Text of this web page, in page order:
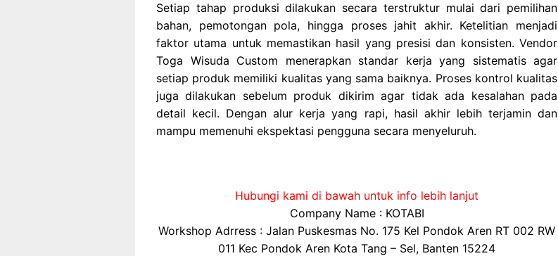
Setiap tahap produksi dilakukan secara terstruktur mulai dari pemilihan
bahan, pemotongan pola, hingga proses jahit akhir. Ketelitian menjadi
faktor utama untuk memastikan hasil yang presisi dan konsisten. Vendor
Toga Wisuda Custom menerapkan standar kerja yang sistematis agar
setiap produk memiliki kualitas yang sama baiknya. Proses kontrol kualitas
juga dilakukan sebelum produk dikirim agar tidak ada kesalahan pada
detail kecil. Dengan alur kerja yang rapi, hasil akhir lebih terjamin dan
mampu memenuhi ekspektasi pengguna secara menyeluruh.
Hubungi kami di bawah untuk info lebih lanjut
Company Name : KOTABI
Workshop Adrress : Jalan Puskesmas No. 175 Kel Pondok Aren RT 002 RW
011 Kec Pondok Aren Kota Tang – Sel, Banten 15224